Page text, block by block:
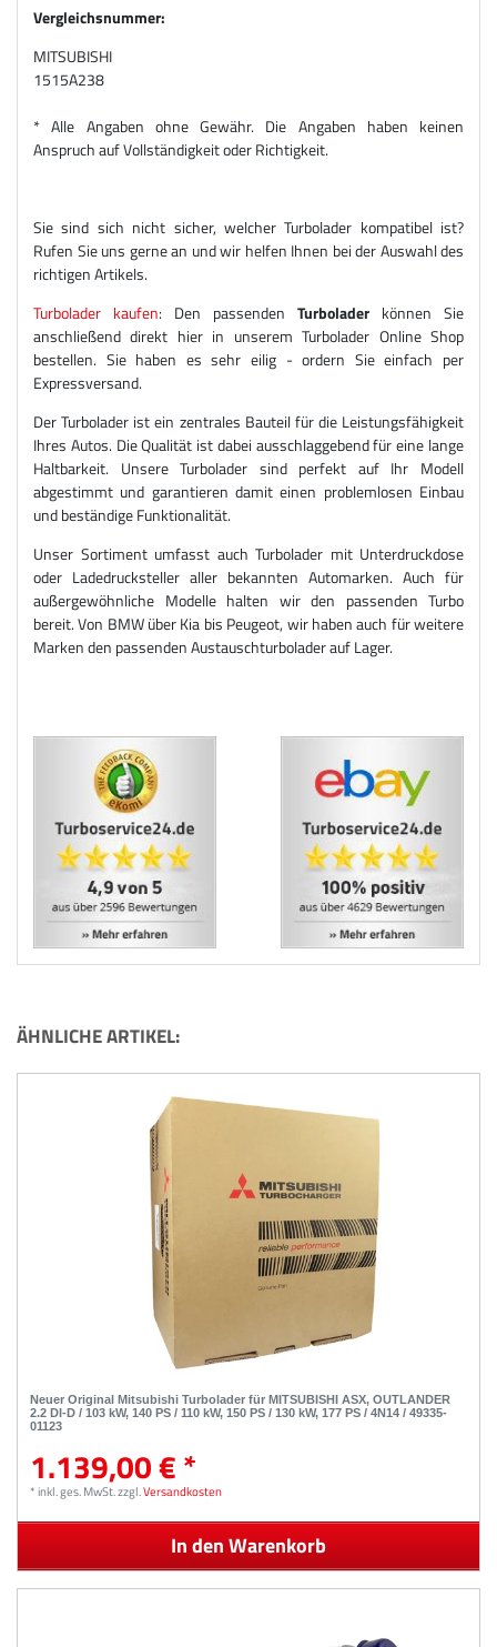
Vergleichsnummer:
MITSUBISHI
1515A238
* Alle Angaben ohne Gewähr. Die Angaben haben keinen
Anspruch auf Vollständigkeit oder Richtigkeit.
Sie sind sich nicht sicher, welcher Turbolader kompatibel ist?
Rufen Sie uns gerne an und wir helfen Ihnen bei der Auswahl des
richtigen Artikels.
Turbolader kaufen: Den passenden Turbolader können Sie
anschließend direkt hier in unserem Turbolader Online Shop
bestellen. Sie haben es sehr eilig - ordern Sie einfach per
Expressversand.
Der Turbolader ist ein zentrales Bauteil für die Leistungsfähigkeit
Ihres Autos. Die Qualität ist dabei ausschlaggebend für eine lange
Haltbarkeit. Unsere Turbolader sind perfekt auf Ihr Modell
abgestimmt und garantieren damit einen problemlosen Einbau
und beständige Funktionalität.
Unser Sortiment umfasst auch Turbolader mit Unterdruckdose
oder Ladedrucksteller aller bekannten Automarken. Auch für
außergewöhnliche Modelle halten wir den passenden Turbo
bereit. Von BMW über Kia bis Peugeot, wir haben auch für weitere
Marken den passenden Austauschturbolader auf Lager.
ÄHNLICHE ARTIKEL:
Neuer Original Mitsubishi Turbolader für MITSUBISHI ASX, OUTLANDER
2.2 DI-D / 103 kW, 140 PS / 110 kW, 150 PS / 130 kW, 177 PS / 4N14 / 49335-
01123
1.139,00 € *
*inkl. ges. MwSt.zzgl.Versandkosten
In den Warenkorb